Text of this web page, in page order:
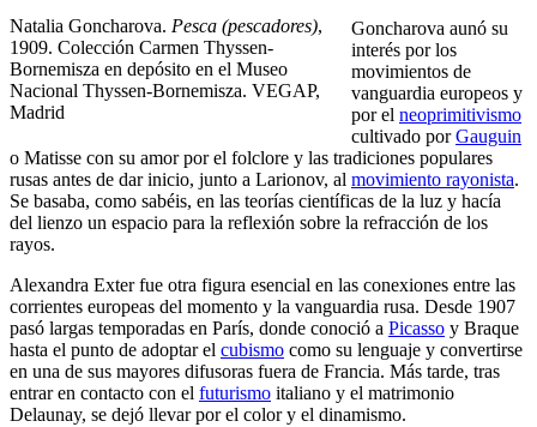
Natalia Goncharova. Pesca (pescadores),
1909. Colección Carmen Thyssen-
Bornemisza en depósito en el Museo
Nacional Thyssen-Bornemisza. VEGAP,
Madrid
Goncharova aunó su
interés por los
movimientos de
vanguardia europeos y
por el neoprimitivismo
cultivado porGauguin
o Matisse con su amor por el folclore y las tradiciones populares
rusas antes de dar inicio, junto a Larionov, al movimiento rayonista.
Se basaba, como sabéis, en las teorías científicas de la luz y hacía
del lienzo un espacio para la reflexión sobre la refracción de los
rayos.
Alexandra Exter fue otra figura esencial en las conexiones entre las
corrientes europeas del momento y la vanguardia rusa. Desde 1907
pasó largas temporadas en París, donde conoció a Picasso y Braque
hasta el punto de adoptar el cubismo como su lenguaje y convertirse
en una de sus mayores difusoras fuera de Francia. Más tarde, tras
entrar en contacto con el futurismo italiano y el matrimonio
Delaunay, se dejó llevar por el color y el dinamismo.